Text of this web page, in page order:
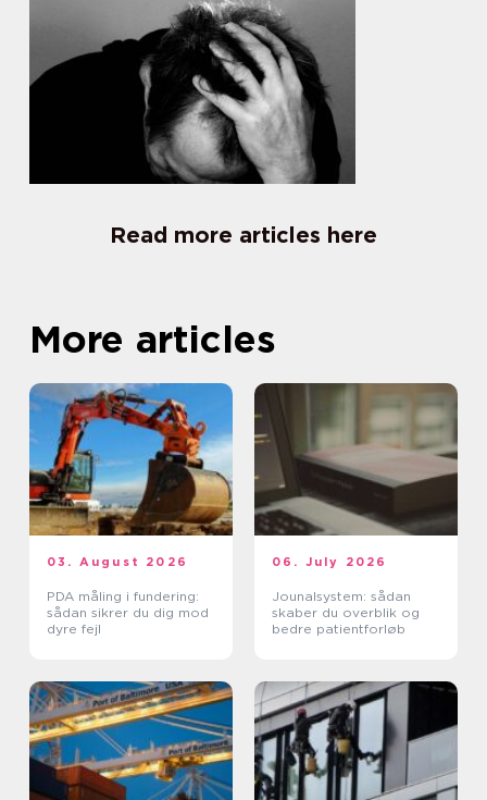
Read more articles here
More articles
03. August 2026
PDA måling i fundering:
sådan sikrer du dig mod
dyre fejl
06. July 2026
Jounalsystem: sådan
skaber du overblik og
bedre patientforløb